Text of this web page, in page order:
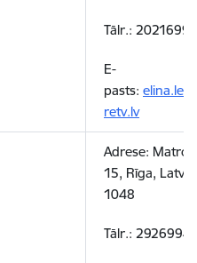
Tālr.: 20216997
E-
pasts:
retv.lv
Adrese:
15, Rīga,
1048
Tālr.: